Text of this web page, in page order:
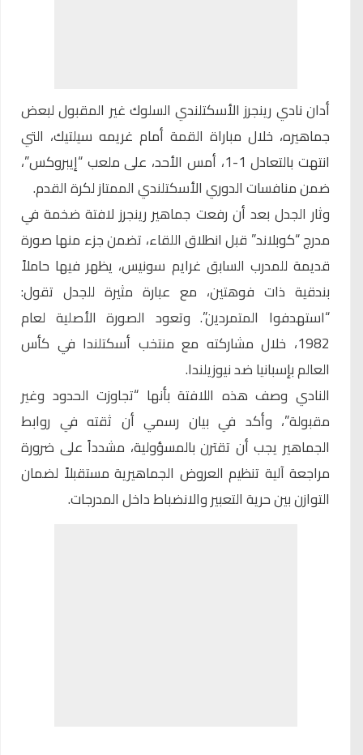
أدان نادي رينجرز الأسكتلندي السلوك غير المقبول لبعض
جماهيره، خلال مباراة القمة أمام غريمه سيلتيك، التي
انتهت بالتعادل 1-1، أمس الأحد، على ملعب “إيبروكس”،
ضمن منافسات الدوري الأسكتلندي الممتاز لكرة القدم.
وثار الجدل بعد أن رفعت جماهير رينجرز لافتة ضخمة في
مدرج “كوبلاند” قبل انطلاق اللقاء، تضمن جزء منها صورة
قديمة للمدرب السابق غرايم سونيس، يظهر فيها حاملاً
بندقية ذات فوهتين، مع عبارة مثيرة للجدل تقول:
“استهدفوا المتمردين”. وتعود الصورة الأصلية لعام
1982، خلال مشاركته مع منتخب أسكتلندا في كأس
العالم بإسبانيا ضد نيوزيلندا.
النادي وصف هذه اللافتة بأنها “تجاوزت الحدود وغير
مقبولة”، وأكد في بيان رسمي أن ثقته في روابط
الجماهير يجب أن تقترن بالمسؤولية، مشدداً على ضرورة
مراجعة آلية تنظيم العروض الجماهيرية مستقبلاً لضمان
التوازن بين حرية التعبير والانضباط داخل المدرجات.